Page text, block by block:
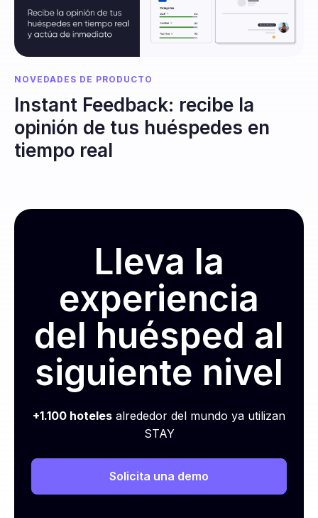
NOVEDADES DE PRODUCTO
Instant Feedback: recibe la
opinión de tus huéspedes en
tiempo real
Lleva la
experiencia
del huésped al
siguiente nivel
+1.100 hoteles alrededor del mundo ya utilizan
STAY
Solicita una demo